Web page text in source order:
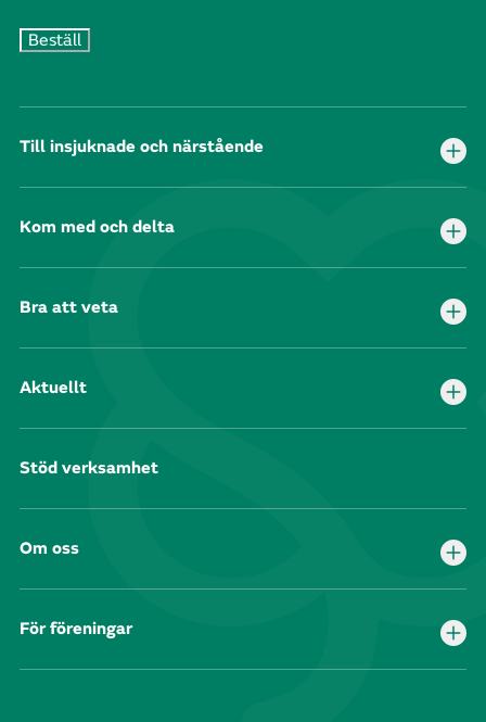
Till insjuknade och närstående
Kom med och delta
Bra att veta
Aktuellt
Stöd verksamhet
Om oss
För föreningar